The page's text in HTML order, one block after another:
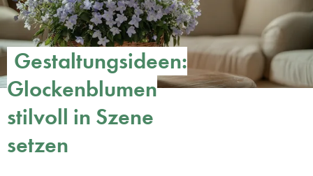
Gestaltungsideen:
Glockenblumen
stilvoll in Szene
setzen